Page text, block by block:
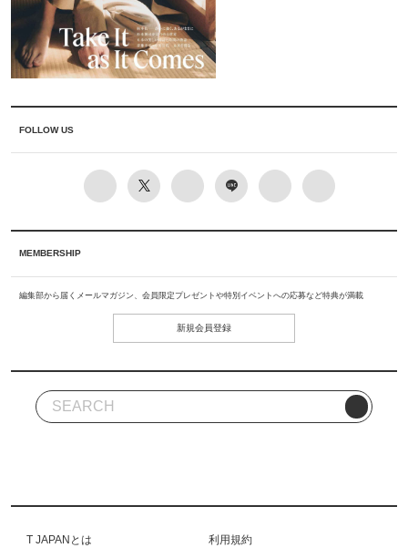
FOLLOW US
MEMBERSHIP
編集部から届くメールマガジン、会員限定プレゼントや特別イベントへの応募など特典が満載
新規会員登録
T JAPANとは
利用規約